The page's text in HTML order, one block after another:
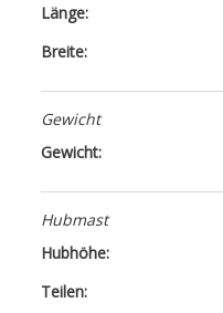
Länge:
Breite:
Gewicht
Gewicht:
Hubmast
Hubhöhe:
Teilen: